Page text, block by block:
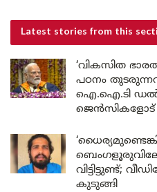
Latest stories from this
‘വികസിത
പഠനം
ഐ.ഐ.ടി
ജെൻസികളോട്
വിട്ടിട്ടുണ്ട്;
കുടുങ്ങി